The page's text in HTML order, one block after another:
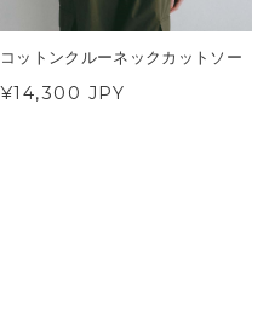
コットンクルーネックカットソー
¥14,300 JPY